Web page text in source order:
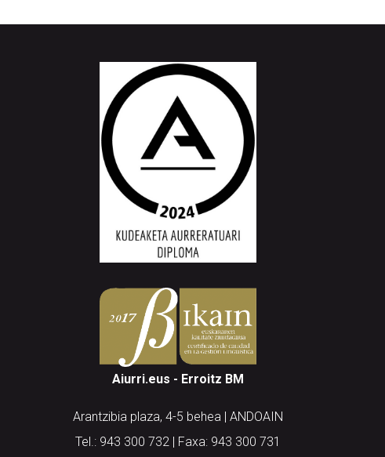
Aiurri.eus - Erroitz BM
Arantzibia plaza, 4-5 behea | ANDOAIN
Tel.: 943 300 732 | Faxa: 943 300 731